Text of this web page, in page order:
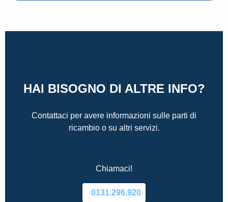
HAI BISOGNO DI ALTRE INFO?
Contattaci per avere informazioni sulle parti di
ricambio o su altri servizi.
Chiamaci!
0131.296.920